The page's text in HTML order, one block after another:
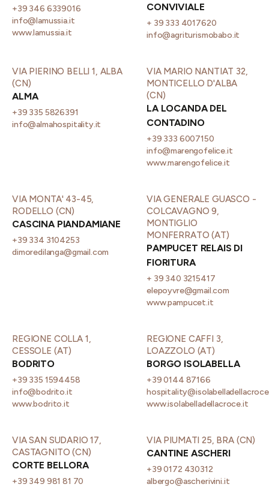
+39 346 6339016
info@lamussia.it
www.lamussia.it
CONVIVIALE
+ 39 333 4017620
info@agriturismobabo.it
VIA PIERINO BELLI 1, ALBA
(CN)
ALMA
+39 335 5826391
info@almahospitality.it
VIA MARIO NANTIAT 32,
MONTICELLO D'ALBA
(CN)
LA LOCANDA DEL
CONTADINO
+39 333 6007150
info@marengofelice.it
www.marengofelice.it
VIA MONTA' 43-45,
RODELLO (CN)
CASCINA PIANDAMIANE
+39 334 3104253
dimoredilanga@gmail.com
VIA GENERALE GUASCO -
COLCAVAGNO 9,
MONTIGLIO
MONFERRATO (AT)
PAMPUCET RELAIS DI
FIORITURA
+ 39 340 3215417
elepoyvre@gmail.com
www.pampucet.it
REGIONE COLLA 1,
CESSOLE (AT)
BODRITO
+39 335 1594458
info@bodrito.it
www.bodrito.it
REGIONE CAFFI 3,
LOAZZOLO (AT)
BORGO ISOLABELLA
+39 0144 87166
www.isolabelladellacroce.it
VIA SAN SUDARIO 17,
CASTAGNITO (CN)
CORTE BELLORA
+39 349 981 81 70
VIA PIUMATI 25, BRA (CN)
CANTINE ASCHERI
+39 0172 430312
albergo@ascherivini.it